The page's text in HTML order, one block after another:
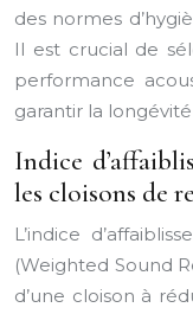
des normes
Il est crucial de
performance
garantir la longévité
Indice
les cloisons de
L’indice
(Weighted Sound
d’une cloison à